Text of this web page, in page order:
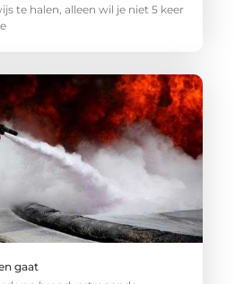
te halen, alleen wil je niet 5 keer
gaat